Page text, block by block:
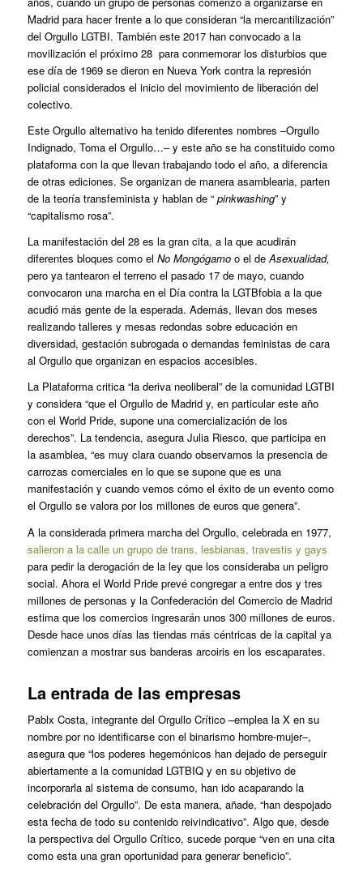
Madrid para hacer frente a lo que consideran “la mercantilización”
del Orgullo LGTBI. También este 2017 han convocado a la
movilización el próximo 28 para conmemorar los disturbios que
ese día de 1969 se dieron en Nueva York contra la represión
policial considerados el inicio del movimiento de liberación del
colectivo.
Este Orgullo alternativo ha tenido diferentes nombres –Orgullo
Indignado, Toma el Orgullo…– y este año se ha constituido como
plataforma con la que llevan trabajando todo el año, a diferencia
de otras ediciones. Se organizan de manera asamblearia, parten
de la teoría transfeminista y hablan de “pinkwashing” y
“capitalismo rosa”.
La manifestación del 28 es la gran cita, a la que acudirán
diferentes bloques como el No Mongógamoo el deAsexualidad,
pero ya tantearon el terreno el pasado 17 de mayo, cuando
convocaron una marcha en el Día contra la LGTBfobia a la que
acudió más gente de la esperada. Además, llevan dos meses
realizando talleres y mesas redondas sobre educación en
diversidad, gestación subrogada o demandas feministas de cara
al Orgullo que organizan en espacios accesibles.
La Plataforma critica “la deriva neoliberal” de la comunidad LGTBI
y considera “que el Orgullo de Madrid y, en particular este año
con el World Pride, supone una comercialización de los
derechos”. La tendencia, asegura Julia Riesco, que participa en
la asamblea, “es muy clara cuando observamos la presencia de
carrozas comerciales en lo que se supone que es una
manifestación y cuando vemos cómo el éxito de un evento como
el Orgullo se valora por los millones de euros que genera”.
A la considerada primera marcha del Orgullo, celebrada en 1977,
salieron a la calle un grupo de trans, lesbianas, travestis y gays
para pedir la derogación de la ley que los consideraba un peligro
social. Ahora el World Pride prevé congregar a entre dos y tres
millones de personas y la Confederación del Comercio de Madrid
estima que los comercios ingresarán unos 300 millones de euros.
Desde hace unos días las tiendas más céntricas de la capital ya
comienzan a mostrar sus banderas arcoiris en los escaparates.
La entrada de las empresas
Pablx Costa, integrante del Orgullo Crítico –emplea la X en su
nombre por no identificarse con el binarismo hombre-mujer–,
asegura que “los poderes hegemónicos han dejado de perseguir
abiertamente a la comunidad LGTBIQ y en su objetivo de
incorporarla al sistema de consumo, han ido acaparando la
celebración del Orgullo”. De esta manera, añade, “han despojado
esta fecha de todo su contenido reivindicativo”. Algo que, desde
la perspectiva del Orgullo Crítico, sucede porque “ven en una cita
como esta una gran oportunidad para generar beneficio”.